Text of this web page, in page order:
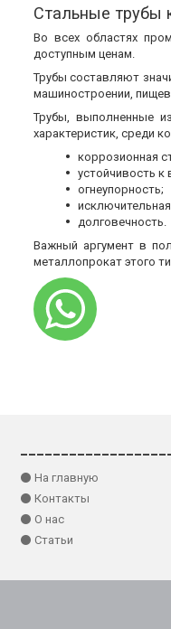
Стальные трубы
Во всех областях
доступным ценам.
Трубы составляют
машиностроении,
Трубы, выполненные
характеристик, среди
коррозионная
устойчивость к
огнеупорность;
долговечность.
Важный аргумент в
металлопрокат этого
⚫ На главную
⚫ Контакты
⚫ О нас
⚫ Статьи